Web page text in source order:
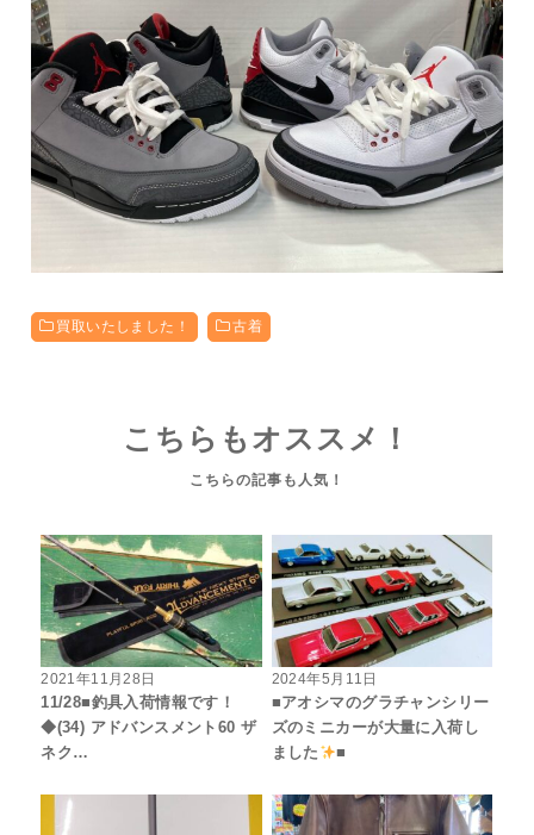
買取いたしました！ 古着
こちらもオススメ！
2021年11月28日
11/28■釣具入荷情報です！
◆(34) アドバンスメント60 ザ
ネク…
2024年5月11日
■アオシマのグラチャンシリー
ズのミニカーが大量に入荷し
ました
■